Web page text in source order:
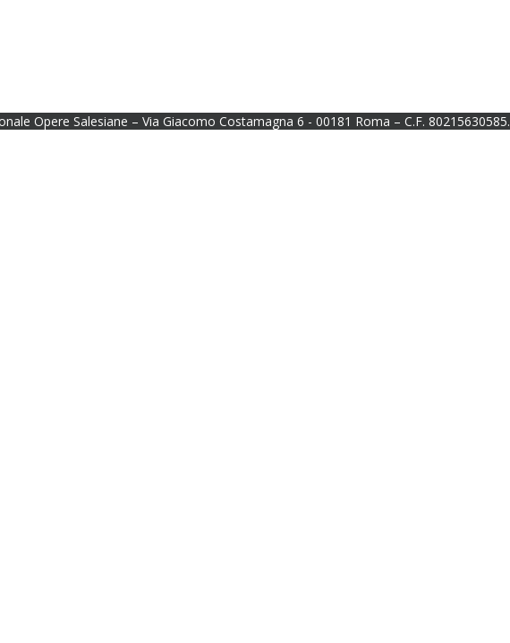
Opere Salesiane – Via Giacomo Costamagna 6 - 00181 Roma – C.F. 80215630585.